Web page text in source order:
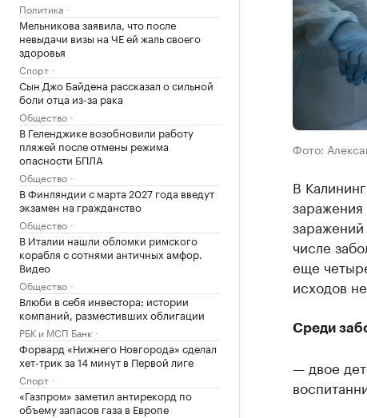
Политика
Мельникова заявила, что после
невыдачи визы на ЧЕ ей жаль своего
здоровья
Спорт
Сын Джо Байдена рассказал о сильной
боли отца из-за рака
Общество
В Геленджике возобновили работу
пляжей после отмены режима
опасности БПЛА
Общество
В Финляндии с марта 2027 года введут
экзамен на гражданство
Общество
В Италии нашли обломки римского
корабля с сотнями античных амфор.
Видео
Общество
Влюби в себя инвестора: истории
компаний, разместивших облигации
РБК и МСП Банк
Форвард «Нижнего Новгорода» сделал
хет-трик за 14 минут в Первой лиге
Спорт
«Газпром» заметил антирекорд по
объему запасов газа в Европе
Фото:
В
числе
еще
исходов
Среди
— двое